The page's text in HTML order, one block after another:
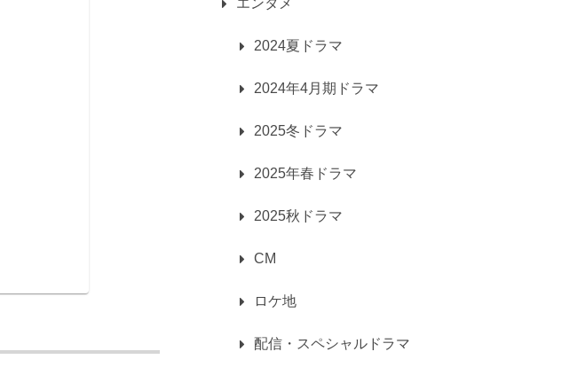
2024夏ドラマ
2024年4月期ドラマ
2025冬ドラマ
2025年春ドラマ
2025秋ドラマ
CM
ロケ地
配信・スペシャルドラマ